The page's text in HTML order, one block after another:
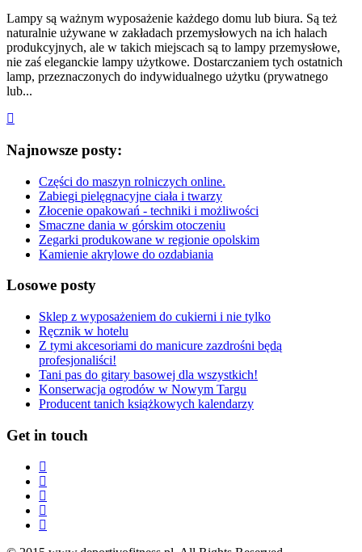
Lampy są ważnym wyposażenie każdego domu lub biura. Są też
naturalnie używane w zakładach przemysłowych na ich halach
produkcyjnych, ale w takich miejscach są to lampy przemysłowe,
nie zaś eleganckie lampy użytkowe. Dostarczaniem tych ostatnich
lamp, przeznaczonych do indywidualnego użytku (prywatnego
lub...
Najnowsze posty:
Części do maszyn rolniczych online.
Zabiegi pielęgnacyjne ciała i twarzy
Złocenie opakowań - techniki i możliwości
Smaczne dania w górskim otoczeniu
Zegarki produkowane w regionie opolskim
Kamienie akrylowe do ozdabiania
Losowe posty
Sklep z wyposażeniem do cukierni i nie tylko
Ręcznik w hotelu
Z tymi akcesoriami do manicure zazdrośni będą
profesjonaliści!
Tani pas do gitary basowej dla wszystkich!
Konserwacja ogrodów w Nowym Targu
Producent tanich książkowych kalendarzy
Get in touch